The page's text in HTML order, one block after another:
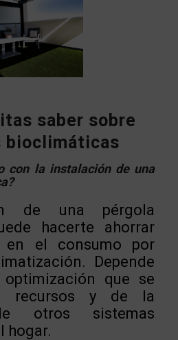
saber sobre
bioclimáticas
con la instalación de una
de una pérgola
hacerte ahorrar
en el consumo por
Depende
que se
recursos y de la
otros sistemas
hogar.